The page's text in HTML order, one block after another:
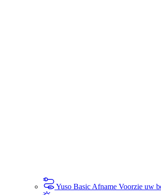
Yuso Basic Afname Voorzie uw